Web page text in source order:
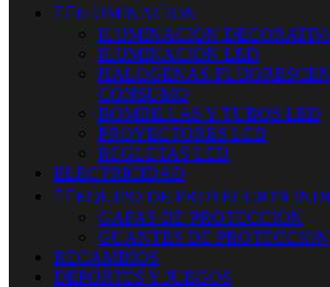
 ILUMINACION
ILUMINACION
ILUMINACIÓN LED
HALOGENAS-
CONSUMO
BOMBILLAS Y TUBOS LED
PROYECTORES LED
REGLETAS LED
ELECTRICIDAD
 EQUIPO DE PROTECCION
GAFAS DE PROTECCION
GUANTES DE PROTECCION
RECAMBIOS
DEPORTES Y JUEGOS